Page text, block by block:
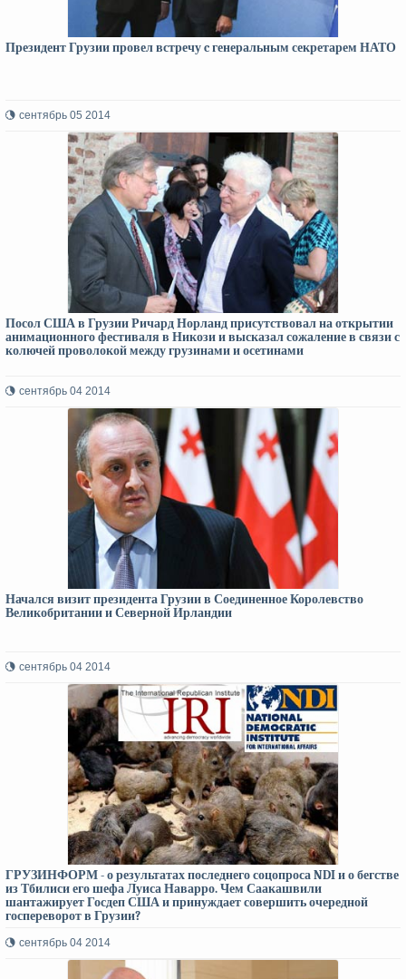
Президент Грузии провел встречу c генеральным секретарем НАТО
сентябрь 05 2014
Посол США в Грузии Ричард Норланд присутствовал на открытии
анимационного фестиваля в Никози и высказал сожаление в связи с
колючей проволокой между грузинами и осетинами
сентябрь 04 2014
Начался визит президента Грузии в Соединенное Королевство
Великобритании и Северной Ирландии
сентябрь 04 2014
ГРУЗИНФОРМ - о результатах последнего соцопроса NDI и о бегстве
из Тбилиси его шефа Луиса Наварро. Чем Саакашвили
шантажирует Госдеп США и принуждает совершить очередной
госпереворот в Грузии?
сентябрь 04 2014